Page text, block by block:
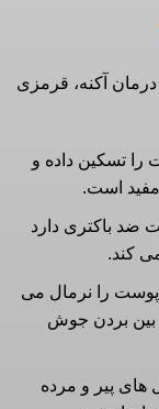
آکنه، قرمزی
را تسکین داده و
است.
ضد باکتری دارد
کند.
پوست را نرمال می
بین بردن جوش
های پیر و مرده